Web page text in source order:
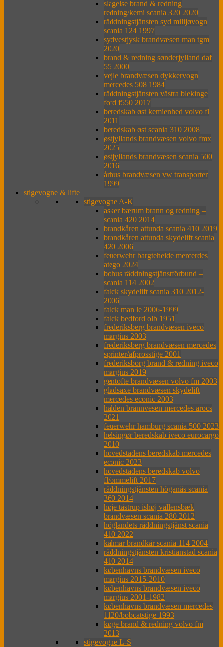
slagelse brand & redning
redning/kemi scania 320 2020
räddningstjänsten syd milijøvogn
scania 124 1997
sydvestjysk brandvæsen man tgm
2020
brand & redning sønderjylland daf
55 2000
vejle brandvæsen dykkervogn
mercedes 508 1984
räddningstjänsten västra blekinge
ford f550 2017
beredskab øst kemienhed volvo fl
2011
beredskab øst scania 310 2008
østjyllands brandvæsen volvo fmx
2025
østjyllands brandvæsen scania 500
2016
århus brandvæsen vw transporter
1999
stigevogne & lifte
stigevogne A-K
asker bærum brann og redning –
scania 420 2014
brandkåren attunda scania 410 2019
brandkåren attunda skydelift scania
420 2006
feuerwehr bargteheide mercerdes
atego 2024
bohus räddningstjänstförbund –
scania 114 2002
falck skydelift scania 310 2012-
2006
falck man le 2006-1999
falck bedford olb 1951
frederiksberg brandvæsen iveco
margius 2003
frederiksberg brandvæsen mercedes
sprinter/afprosstige 2001
frederiksborg brand & redning iveco
margius 2019
gentofte brandvæsen volvo fm 2003
gladsaxe brandvæsen skydelift
mercedes econic 2003
halden brannvesen mercedes arocs
2021
feuerwehr hamburg scania 500 2023
helsingør beredskab iveco eurocargo
2010
hovedstadens beredskab mercedes
econic 2023
hovedstadens beredskab volvo
fl/ommelift 2017
räddningstjänsten höganäs scania
360 2014
høje tåstrup ishøj vallensbæk
brandvæsen scania 280 2012
höglandets räddningstjänst scania
410 2022
kalmar brandkår scania 114 2004
räddningstjänsten kristianstad scania
410 2014
københavns brandvæsen iveco
margius 2015-2010
københavns brandvæsen iveco
margius 2001-1982
københavns brandvæsen mercedes
1120/bobcatstige 1993
køge brand & redning volvo fm
2013
stigevogne L-S